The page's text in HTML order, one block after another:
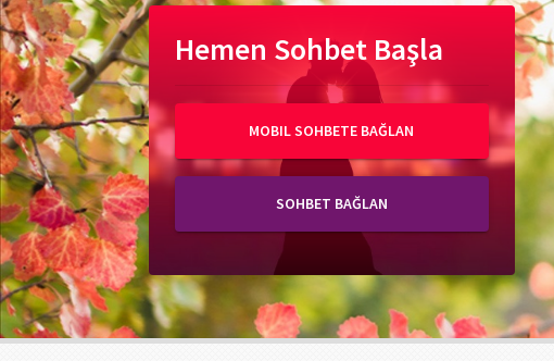
Hemen Sohbet Başla
MOBIL SOHBETE BAĞLAN
SOHBET BAĞLAN